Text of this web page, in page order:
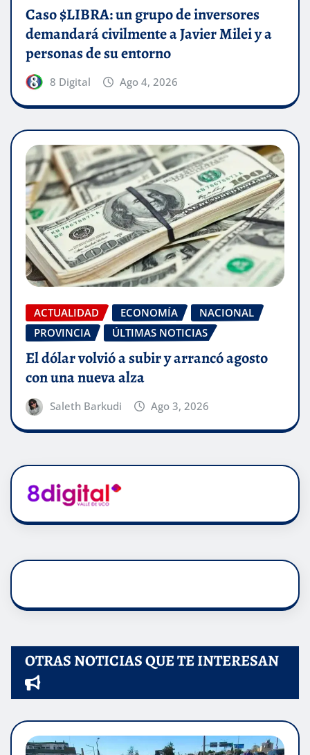
Caso $LIBRA: un grupo de inversores
demandará civilmente a Javier Milei y a
personas de su entorno
8 Digital Ago 4, 2026
ACTUALIDAD ECONOMÍA
NACIONAL
PROVINCIA
ÚLTIMAS NOTICIAS
El dólar volvió a subir y arrancó agosto
con una nueva alza
Saleth Barkudi Ago 3, 2026
OTRAS NOTICIAS QUE TE INTERESAN